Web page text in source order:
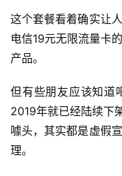
门
流
量
移
动
套
这个套餐看着确实让
电信19元无限流量卡
产品。
但有些朋友应该知道
2019年就已经陆续下
噱头，其实都是虚假
理。